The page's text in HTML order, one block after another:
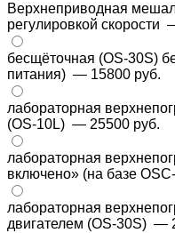
Верхнеприводная
регулировкой скорости
бесщёточная (OS-30S)
питания) — 15800 руб.
лабораторная
(OS-10L) — 25500 руб.
лабораторная
включено» (на базе
лабораторная
двигателем (OS-30S) —